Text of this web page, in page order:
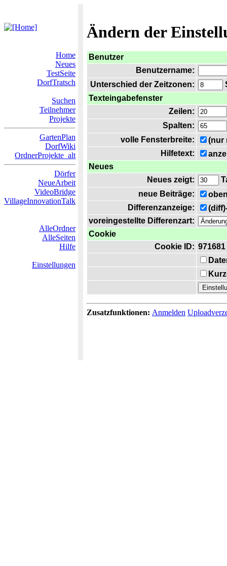
Ändern der
Home
Neues
TestSeite
DorfTratsch
Suchen
Teilnehmer
Projekte
GartenPlan
DorfWiki
OrdnerProjekte_alt
Dörfer
NeueArbeit
VideoBridge
VillageInnovationTalk
AlleOrdner
AlleSeiten
Hilfe
Einstellungen
Benutzer
Benutzername:
Unterschied der Zeitzonen:
Texteingabefenster
Zeilen:
Spalten:
volle Fensterbreite:
(nur
Hilfetext:
Neues
Neues zeigt:
neue Beiträge:
Differenzanzeige:
voreingestellte Differenzart:
Cookie
Cookie ID: 971681
Zusatzfunktionen: Anmelden